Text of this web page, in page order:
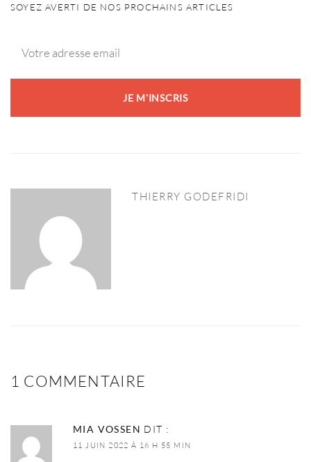
SOYEZ AVERTI DE NOS PROCHAINS ARTICLES
THIERRY GODEFRIDI
1 COMMENTAIRE
MIA VOSSEN DIT :
11 JUIN 2022 À 16 H 55 MIN